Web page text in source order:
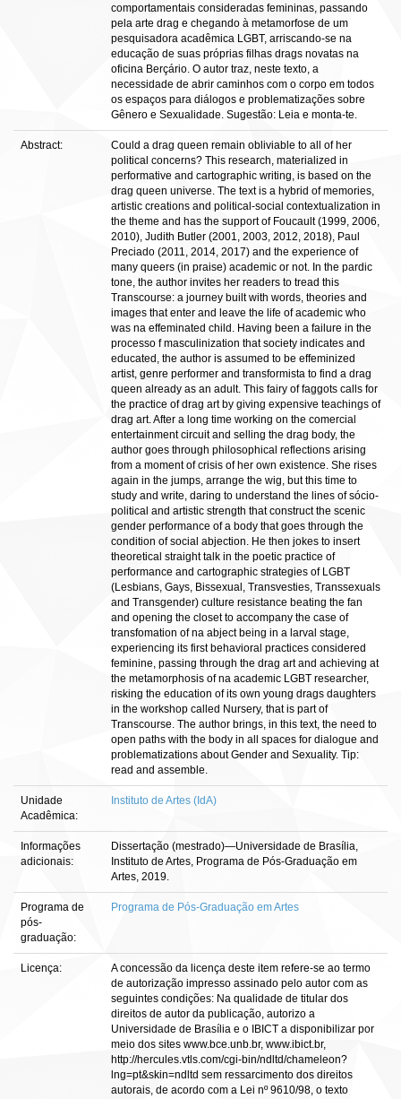
comportamentais consideradas femininas, passando
pela arte drag e chegando à metamorfose de um
pesquisadora acadêmica LGBT, arriscando-se na
educação de suas próprias filhas drags novatas na
oficina Berçário. O autor traz, neste texto, a
necessidade de abrir caminhos com o corpo em todos
os espaços para diálogos e problematizações sobre
Gênero e Sexualidade. Sugestão: Leia e monta-te.
Abstract:
Could a drag queen remain obliviable to all of her
political concerns? This research, materialized in
performative and cartographic writing, is based on the
drag queen universe. The text is a hybrid of memories,
artistic creations and political-social contextualization in
the theme and has the support of Foucault (1999, 2006,
2010), Judith Butler (2001, 2003, 2012, 2018), Paul
Preciado (2011, 2014, 2017) and the experience of
many queers (in praise) academic or not. In the pardic
tone, the author invites her readers to tread this
Transcourse: a journey built with words, theories and
images that enter and leave the life of academic who
was na effeminated child. Having been a failure in the
processo f masculinization that society indicates and
educated, the author is assumed to be effeminized
artist, genre performer and transformista to find a drag
queen already as an adult. This fairy of faggots calls for
the practice of drag art by giving expensive teachings of
drag art. After a long time working on the comercial
entertainment circuit and selling the drag body, the
author goes through philosophical reflections arising
from a moment of crisis of her own existence. She rises
again in the jumps, arrange the wig, but this time to
study and write, daring to understand the lines of sócio-
political and artistic strength that construct the scenic
gender performance of a body that goes through the
condition of social abjection. He then jokes to insert
theoretical straight talk in the poetic practice of
performance and cartographic strategies of LGBT
(Lesbians, Gays, Bissexual, Transvesties, Transsexuals
and Transgender) culture resistance beating the fan
and opening the closet to accompany the case of
transfomation of na abject being in a larval stage,
experiencing its first behavioral practices considered
feminine, passing through the drag art and achieving at
the metamorphosis of na academic LGBT researcher,
risking the education of its own young drags daughters
in the workshop called Nursery, that is part of
Transcourse. The author brings, in this text, the need to
open paths with the body in all spaces for dialogue and
problematizations about Gender and Sexuality. Tip:
read and assemble.
Unidade
Acadêmica:
Instituto de Artes (IdA)
Informações
adicionais:
Dissertação (mestrado)—Universidade de Brasília,
Instituto de Artes, Programa de Pós-Graduação em
Artes, 2019.
Programa de
pós-
graduação:
Programa de Pós-Graduação em Artes
Licença:
A concessão da licença deste item refere-se ao termo
de autorização impresso assinado pelo autor com as
seguintes condições: Na qualidade de titular dos
direitos de autor da publicação, autorizo a
Universidade de Brasília e o IBICT a disponibilizar por
meio dos sites www.bce.unb.br, www.ibict.br,
http://hercules.vtls.com/cgi-bin/ndltd/chameleon?
lng=pt&skin=ndltd sem ressarcimento dos direitos
autorais, de acordo com a Lei nº 9610/98, o texto